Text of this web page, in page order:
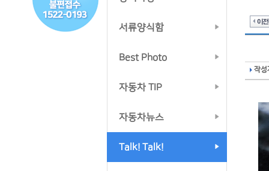
서류양식함
Best Photo
자동차 TIP
자동차뉴스
Talk! Talk!
작성